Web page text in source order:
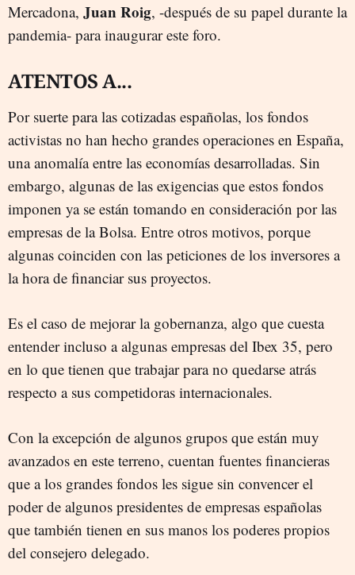
Mercadona, Juan Roig, -después de su papel durante la
pandemia- para inaugurar este foro.
ATENTOS A...
Por suerte para las cotizadas españolas, los fondos
activistas no han hecho grandes operaciones en España,
una anomalía entre las economías desarrolladas. Sin
embargo, algunas de las exigencias que estos fondos
imponen ya se están tomando en consideración por las
empresas de la Bolsa. Entre otros motivos, porque
algunas coinciden con las peticiones de los inversores a
la hora de financiar sus proyectos.
Es el caso de mejorar la gobernanza, algo que cuesta
entender incluso a algunas empresas del Ibex 35, pero
en lo que tienen que trabajar para no quedarse atrás
respecto a sus competidoras internacionales.
Con la excepción de algunos grupos que están muy
avanzados en este terreno, cuentan fuentes financieras
que a los grandes fondos les sigue sin convencer el
poder de algunos presidentes de empresas españolas
que también tienen en sus manos los poderes propios
del consejero delegado.